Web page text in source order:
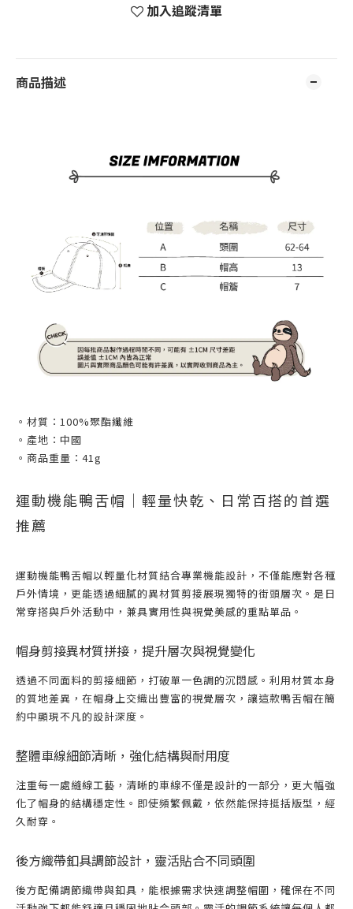
加入追蹤清單
商品描述
。材質：100%聚酯纖維
。產地：中國
。商品重量：41g
運動機能鴨舌帽｜輕量快乾、日常百搭的首選
推薦
運動機能鴨舌帽以輕量化材質結合專業機能設計，不僅能應對各種
戶外情境，更能透過細膩的異材質剪接展現獨特的街頭層次。是日
常穿搭與戶外活動中，兼具實用性與視覺美感的重點單品。
帽身剪接異材質拼接，提升層次與視覺變化
透過不同面料的剪接細節，打破單一色調的沉悶感。利用材質本身
的質地差異，在帽身上交織出豐富的視覺層次，讓這款鴨舌帽在簡
約中顯現不凡的設計深度。
整體車線細節清晰，強化結構與耐用度
注重每一處縫線工藝，清晰的車線不僅是設計的一部分，更大幅強
化了帽身的結構穩定性。即使頻繁佩戴，依然能保持挺括版型，經
久耐穿。
後方織帶釦具調節設計，靈活貼合不同頭圍
後方配備調節織帶與釦具，能根據需求快速調整帽圍，確保在不同